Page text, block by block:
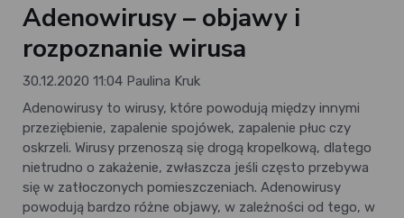
Adenowirusy – objawy i
rozpoznanie wirusa
30.12.2020 11:04 Paulina Kruk
Adenowirusy to wirusy, które powodują między innymi
przeziębienie, zapalenie spojówek, zapalenie płuc czy
oskrzeli. Wirusy przenoszą się drogą kropelkową, dlatego
nietrudno o zakażenie, zwłaszcza jeśli często przebywa
się w zatłoczonych pomieszczeniach. Adenowirusy
powodują bardzo różne objawy, w zależności od tego, w